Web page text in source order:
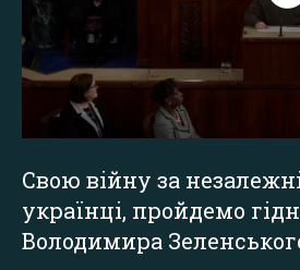
Свою війну за
українці, пройдемо
Володимира